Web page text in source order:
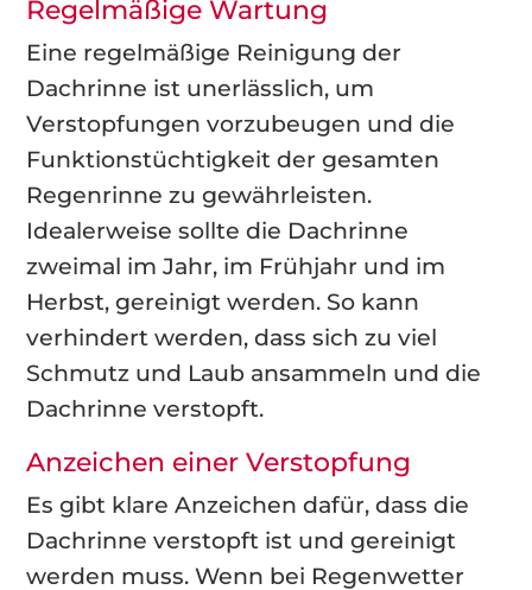
Regelmäßige Wartung
Eine regelmäßige Reinigung der
Dachrinne ist unerlässlich, um
Verstopfungen vorzubeugen und die
Funktionstüchtigkeit der gesamten
Regenrinne zu gewährleisten.
Idealerweise sollte die Dachrinne
zweimal im Jahr, im Frühjahr und im
Herbst, gereinigt werden. So kann
verhindert werden, dass sich zu viel
Schmutz und Laub ansammeln und die
Dachrinne verstopft.
Anzeichen einer Verstopfung
Es gibt klare Anzeichen dafür, dass die
Dachrinne verstopft ist und gereinigt
werden muss. Wenn bei Regenwetter